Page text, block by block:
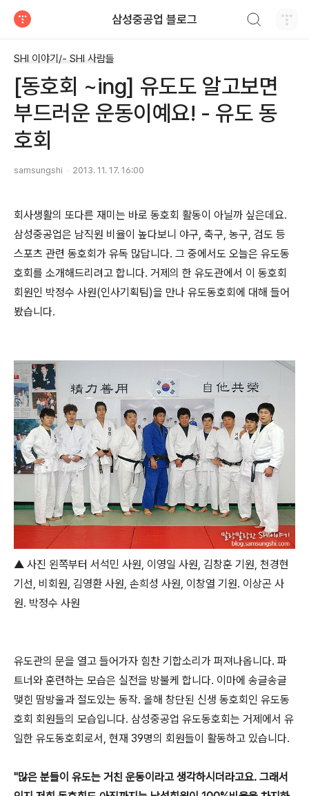
삼성중공업 블로그
SHI 이야기/- SHI 사람들
[동호회 ~ing] 유도도 알고보면
부드러운 운동이예요! - 유도 동
호회
samsungshi 2013. 11. 17. 16:00
회사생활의 또다른 재미는 바로 동호회 활동이 아닐까 싶은데요.
삼성중공업은 남직원 비율이 높다보니 야구, 축구, 농구, 검도 등
스포츠 관련 동호회가 유독 많답니다. 그 중에서도 오늘은 유도동
호회를 소개해드리려고 합니다. 거제의 한 유도관에서 이 동호회
회원인 박정수 사원(인사기획팀)을 만나 유도동호회에 대해 들어
봤습니다.
▲ 사진 왼쪽부터 서석민 사원, 이영일 사원, 김창훈 기원, 천경현
기선, 비회원, 김영환 사원, 손희성 사원, 이창열 기원. 이상곤 사
원. 박정수 사원
유도관의 문을 열고 들어가자 힘찬 기합소리가 퍼져나옵니다. 파
트너와 훈련하는 모습은 실전을 방불케 합니다. 이마에 송글송글
맺힌 땀방울과 절도있는 동작. 올해 창단된 신생 동호회인 유도동
호회 회원들의 모습입니다. 삼성중공업 유도동호회는 거제에서 유
일한 유도동호회로서, 현재 39명의 회원들이 활동하고 있습니다.
"많은 분들이 유도는 거친 운동이라고 생각하시더라고요. 그래서